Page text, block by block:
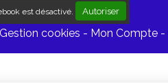
est désactivé. Autoriser
Gestion cookies Mon Compte